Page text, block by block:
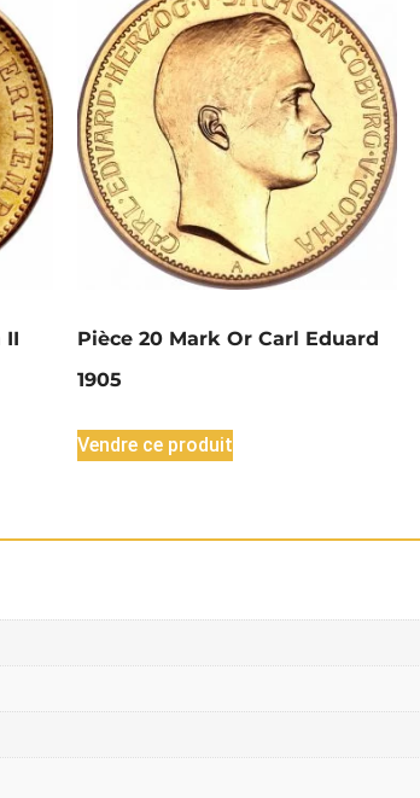
II
Pièce 20 Mark Or Carl Eduard
1905
Vendre ce produit